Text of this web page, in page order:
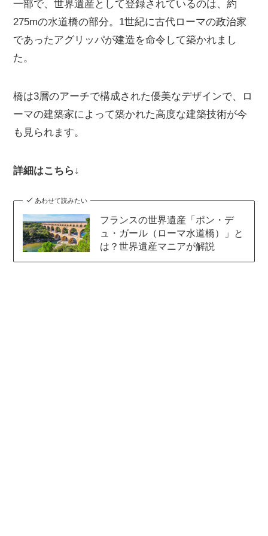
一部で、世界遺産として登録されているのは、約
275mの水道橋の部分。1世紀に古代ローマの政治家
であったアグリッパが建造を命令して築かれまし
た。
橋は3層のアーチで構成された優美なデザインで、ロ
ーマの建築家によって築かれた高度な建築技術が今
も見られます。
詳細はこちら↓
あわせて読みたい
フランスの世界遺産「ポン・デ
ュ・ガール（ローマ水道橋）」と
は？世界遺産マニアが解説